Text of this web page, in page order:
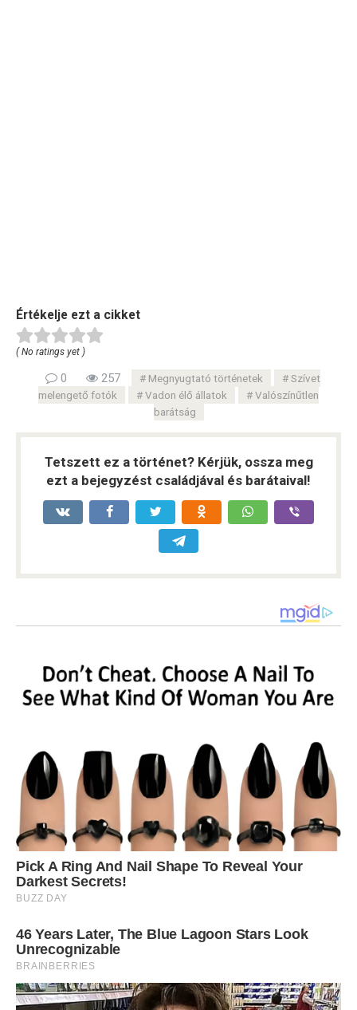
Értékelje ezt a cikket
( No ratings yet )
0 257 Megnyugtató történetek
Szívet
melengető fotók
Vadon élő állatok
Valószínűtlen
barátság
Tetszett ez a történet? Kérjük, ossza meg
ezt a bejegyzést családjával és barátaival!